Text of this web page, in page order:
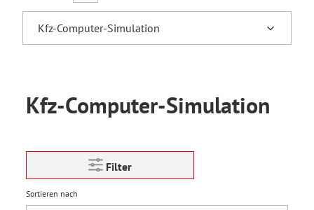
Kfz-Computer-Simulation
Filter
Sortieren nach